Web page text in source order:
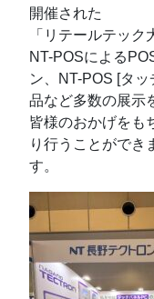
開催された
「リテールテック
NT-POSによる
ン、NT-POS [タ
品など多数の展示
皆様のおかげをも
り行うことができ
す。